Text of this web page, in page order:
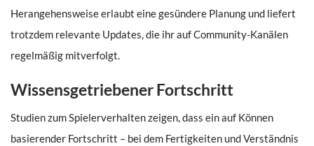
Herangehensweise erlaubt eine gesündere Planung und liefert
trotzdem relevante Updates, die ihr auf Community-Kanälen
regelmäßig mitverfolgt.
Wissensgetriebener Fortschritt
Studien zum Spielerverhalten zeigen, dass ein auf Können
basierender Fortschritt – bei dem Fertigkeiten und Verständnis